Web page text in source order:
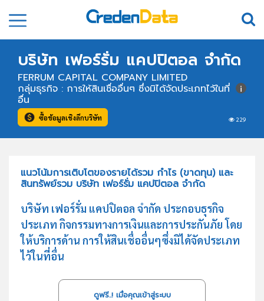
บริษัท เฟอร์รั่ม แคปปิตอล จำกัด
FERRUM CAPITAL COMPANY LIMITED
229
กลุ่มธุรกิจ : การให้สินเชื่ออื่นๆ ซึ่งมิได้จัดประเภทไว้ในที่
อื่น
ซื้อข้อมูลเชิงลึกบริษัท
แนวโน้มการเติบโตของรายได้รวม กำไร (ขาดทุน) และ
สินทรัพย์รวม บริษัท เฟอร์รั่ม แคปปิตอล จำกัด
บริษัท เฟอร์รั่ม แคปปิตอล จำกัด ประกอบธุรกิจ
ประเภท กิจกรรมทางการเงินและการประกันภัย โดย
ให้บริการด้าน การให้สินเชื่ออื่นๆซึ่งมิได้จัดประเภท
ไว้ในที่อื่น
ดูฟรี..! เมื่อคุณเข้าสู่ระบบ